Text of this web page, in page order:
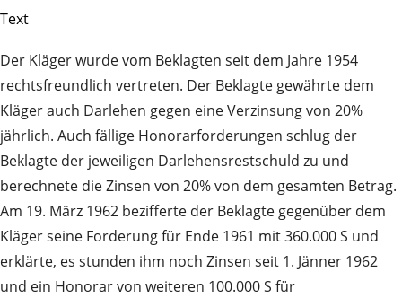
Text
Der Kläger wurde vom Beklagten seit dem Jahre 1954
rechtsfreundlich vertreten. Der Beklagte gewährte dem
Kläger auch Darlehen gegen eine Verzinsung von 20%
jährlich. Auch fällige Honorarforderungen schlug der
Beklagte der jeweiligen Darlehensrestschuld zu und
berechnete die Zinsen von 20% von dem gesamten Betrag.
Am 19. März 1962 bezifferte der Beklagte gegenüber dem
Kläger seine Forderung für Ende 1961 mit 360.000 S und
erklärte, es stunden ihm noch Zinsen seit 1. Jänner 1962
und ein Honorar von weiteren 100.000 S für